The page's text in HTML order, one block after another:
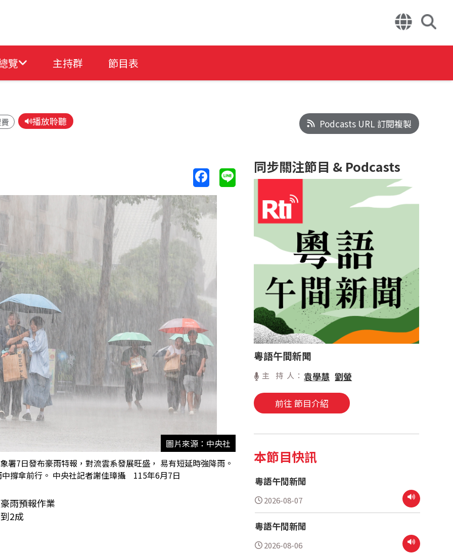
覽 主持群 節目表
播放聆聽
圖片來源：中央社
7日發布豪雨特報，對流雲系發展旺盛， 易有短延時強降雨。
撐傘前行。 中央社記者謝佳璋攝 115年6月7日
雨預報作業
2成
Podcasts URL 訂閱複製
同步關注節目 & Podcasts
粵語午間新聞
主 持 人：袁學慧 劉螢
前往 節目介紹
本節目快訊
粵語午間新聞
2026-08-07
粵語午間新聞
2026-08-06